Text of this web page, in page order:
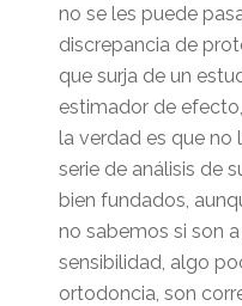
no se les puede
discrepancia de
que surja de un
estimador de
la verdad es que no
serie de análisis de
bien fundados,
no sabemos si son
sensibilidad, algo
ortodoncia, son